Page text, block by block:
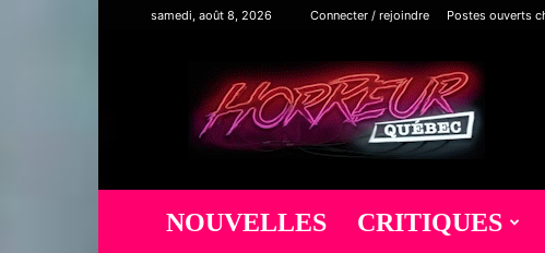
samedi, août 8, 2026 Connecter / rejoindre Postes ouverts
Horreur
Québec
NOUVELLES CRITIQUES